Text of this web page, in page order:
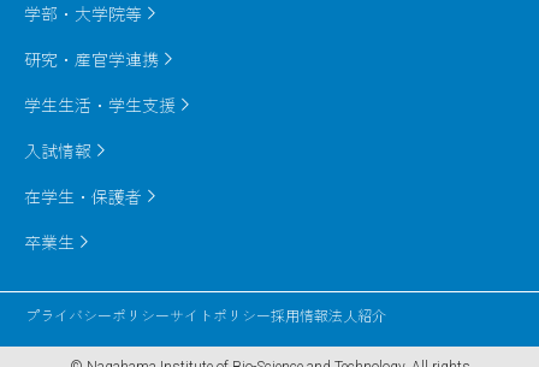
研究・産官学連携
学生生活・学生支援
学部・大学院等
入試情報
在学生・保護者
卒業生
プライバシーポリシーサイトポリシー採用情報法人紹介